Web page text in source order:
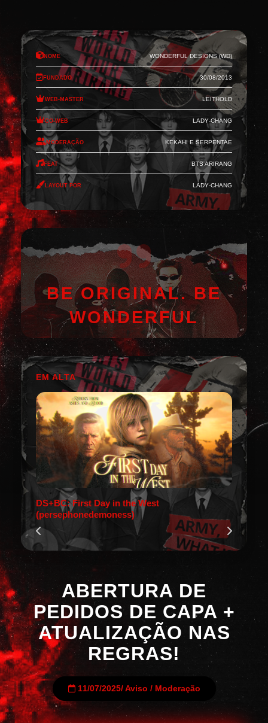
Nome Wonderful Designs (WD)
Fundado 30/08/2013
Web-Master Leithold
Co-Web Lady-Chang
Moderação Kekahi e Serpentae
Feat BTS Arirang
Layout por Lady-Chang
BE ORIGINAL. BE
WONDERFUL
EM ALTA
DS+BC: First Day in the West
(persephonedemoness)
ABERTURA DE
PEDIDOS DE CAPA +
ATUALIZAÇÃO NAS
REGRAS!
11/07/2025/ Aviso / Moderação